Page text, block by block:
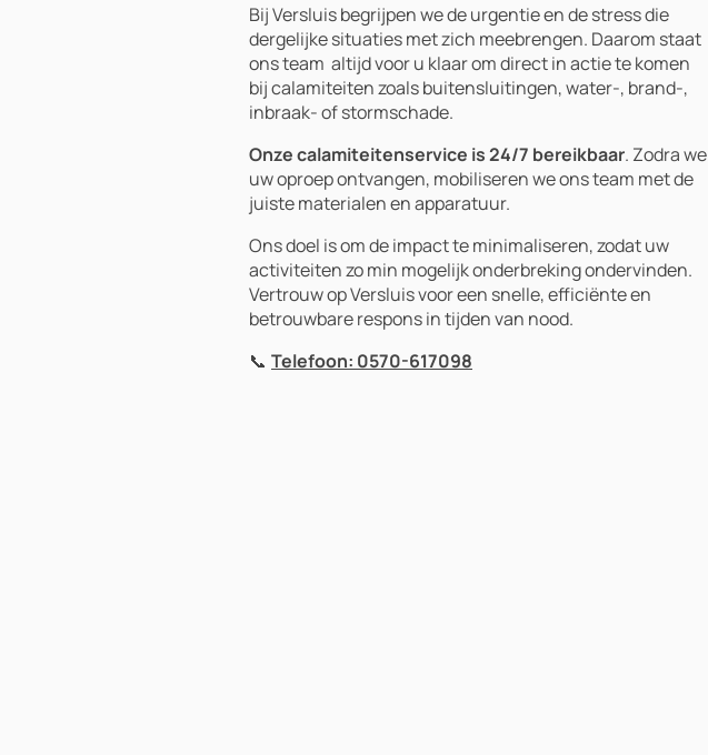
Bij Versluis begrijpen we de urgentie en de stress die
dergelijke situaties met zich meebrengen. Daarom staat
ons team altijd voor u klaar om direct in actie te komen
bij calamiteiten zoals buitensluitingen, water-, brand-,
inbraak- of stormschade.
Onze calamiteitenservice is 24/7 bereikbaar. Zodra we
uw oproep ontvangen, mobiliseren we ons team met de
juiste materialen en apparatuur.
Ons doel is om de impact te minimaliseren, zodat uw
activiteiten zo min mogelijk onderbreking ondervinden.
Vertrouw op Versluis voor een snelle, efficiënte en
betrouwbare respons in tijden van nood.
📞 Telefoon: 0570-617098